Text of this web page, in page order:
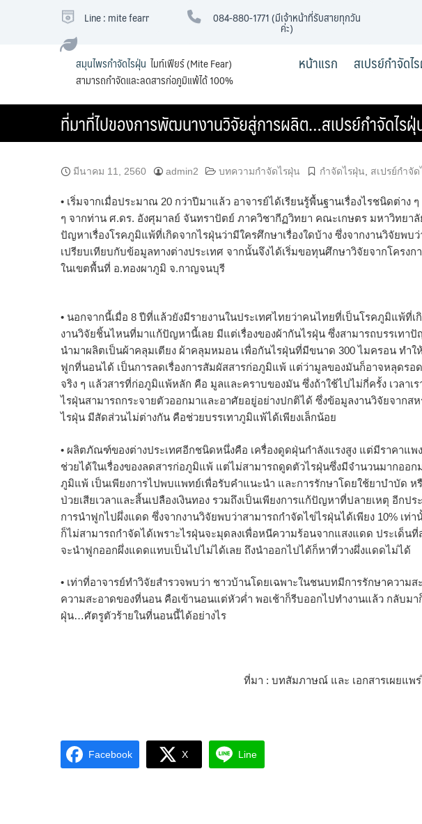
Line : mite fearr 084-880-1771 (มีเจ้าหน้าที่รับสายทุกวัน
ค่ะ)
สมุนไพรกำจัดไรฝุ่น ไมท์เฟียร์ (Mite Fear)
สามารถกำจัดและลดสารก่อภูมิแพ้ได้ 100%
หน้าแรก สเปรย์กำจัดไ
ที่มาที่ไปของการพัฒนางานวิจัยสู่การผลิต…สเปรย์กำจัดไร
มีนาคม 11, 2560 admin2 บทความกำจัดไรฝุ่น กำจัดไรฝุ่น สเปรย์กำจัด
• เริ่มจากเมื่อประมาณ 20 กว่าปีมาแล้ว อาจารย์ได้เรียนรู้พื้นฐานเรื่องไรชนิดต่า
ๆ จากท่าน ศ.ดร. อังศุมาลย์ จันทราปัตย์ ภาควิชากีฏวิทยา คณะเกษตร มหาวิทยาลั
ปัญหาเรื่องโรคภูมิแพ้ที่เกิดจากไรฝุ่นว่ามีใครศึกษาเรื่องใดบ้าง ซึ่งจากงานวิจัยพ
เปรียบเทียบกับข้อมูลทางต่างประเทศ จากนั้นจึงได้เริ่มขอทุนศึกษาวิจัยจากโครง
ในเขตพื้นที่ อ.ทองผาภูมิ จ.กาญจนบุรี
• นอกจากนี้เมื่อ 8 ปีที่แล้วยังมีรายงานในประเทศไทยว่าคนไทยที่เป็นโรคภูมิแพ้ที่
งานวิจัยชิ้นไหนที่มาแก้ปัญหานี้เลย มีแต่เรื่องของผ้ากันไรฝุ่น ซึ่งสามารถบรรเทา
นำมาผลิตเป็นผ้าคลุมเตียง ผ้าคลุมหมอน เพื่อกันไรฝุ่นที่มีขนาด 300 ไมครอน ทำใ
ฟูกที่นอนได้ เป็นการลดเรื่องการสัมผัสสารก่อภูมิแพ้ แต่ว่ามูลของมันก็อาจหลุดรอ
จริง ๆ แล้วสารที่ก่อภูมิแพ้หลัก คือ มูลและคราบของมัน ซึ่งถ้าใช้ไปไม่กี่ครั้ง เวลา
ไรฝุ่นสามารถกระจายตัวออกมาและอาศัยอยู่อย่างปกติได้ ซึ่งข้อมูลงานวิจัยจากส
ไรฝุ่น มีสัดส่วนไม่ต่างกัน คือช่วยบรรเทาภูมิแพ้ได้เพียงเล็กน้อย
• ผลิตภัณฑ์ของต่างประเทศอีกชนิดหนึ่งคือ เครื่องดูดฝุ่นกำลังแรงสูง แต่มีราคาแ
ช่วยได้ในเรื่องของลดสารก่อภูมิแพ้ แต่ไม่สามารถดูดตัวไรฝุ่นซึ่งมีจำนวนมากออ
ภูมิแพ้ เป็นเพียงการไปพบแพทย์เพื่อรับคำแนะนำ และการรักษาโดยใช้ยาบำบัด
ป่วยเสียเวลาและสิ้นเปลืองเงินทอง รวมถึงเป็นเพียงการแก้ปัญหาที่ปลายเหตุ อีก
การนำฟูกไปผึ่งแดด ซึ่งจากงานวิจัยพบว่าสามารถกำจัดไข่ไรฝุ่นได้เพียง 10% เท่
ก็ไม่สามารถกำจัดได้เพราะไรฝุ่นจะมุดลงเพื่อหนีความร้อนจากแสงแดด ประเด็น
จะนำฟูกออกผึ่งแดดแทบเป็นไปไม่ได้เลย ถึงนำออกไปได้ก็หาที่วางผึ่งแดดไม่ได้
• เท่าที่อาจารย์ทำวิจัยสำรวจพบว่า ชาวบ้านโดยเฉพาะในชนบทมีการรักษาความ
ความสะอาดของที่นอน คือเข้านอนแต่หัวค่ำ พอเช้าก็รีบออกไปทำงานแล้ว กลับมา
ฝุ่น…ศัตรูตัวร้ายในที่นอนนี้ได้อย่างไร
ที่มา : บทสัมภาษณ์ และ เอกสารเผยแพ
Facebook X Line